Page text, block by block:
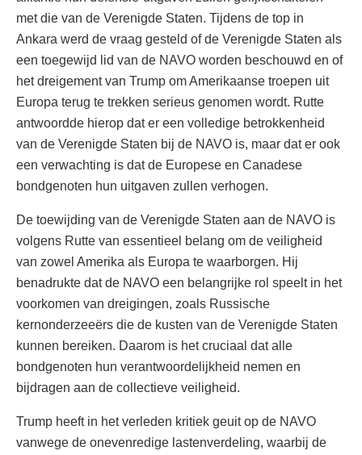
met die van de Verenigde Staten. Tijdens de top in
Ankara werd de vraag gesteld of de Verenigde Staten als
een toegewijd lid van de NAVO worden beschouwd en of
het dreigement van Trump om Amerikaanse troepen uit
Europa terug te trekken serieus genomen wordt. Rutte
antwoordde hierop dat er een volledige betrokkenheid
van de Verenigde Staten bij de NAVO is, maar dat er ook
een verwachting is dat de Europese en Canadese
bondgenoten hun uitgaven zullen verhogen.
De toewijding van de Verenigde Staten aan de NAVO is
volgens Rutte van essentieel belang om de veiligheid
van zowel Amerika als Europa te waarborgen. Hij
benadrukte dat de NAVO een belangrijke rol speelt in het
voorkomen van dreigingen, zoals Russische
kernonderzeeërs die de kusten van de Verenigde Staten
kunnen bereiken. Daarom is het cruciaal dat alle
bondgenoten hun verantwoordelijkheid nemen en
bijdragen aan de collectieve veiligheid.
Trump heeft in het verleden kritiek geuit op de NAVO
vanwege de onevenredige lastenverdeling, waarbij de